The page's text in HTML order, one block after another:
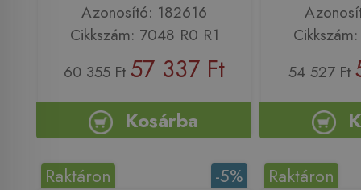
Azonosító: 182616
Cikkszám: 7048 R0 R1
60 355 Ft 57 337 Ft
Kosárba
54 527 Ft
-5%
Raktáron Raktáron